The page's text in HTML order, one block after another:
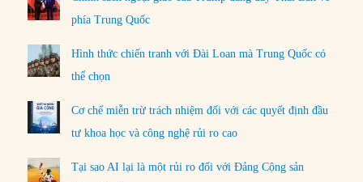
phía Trung Quốc
Hình thức chiến tranh với Đài Loan mà Trung Quốc có
thể chọn
Cơ chế miễn trừ trách nhiệm đối với các quyết định đầu
tư khoa học và công nghệ rủi ro cao
Tại sao AI lại là một rủi ro đối với Đảng Cộng sản